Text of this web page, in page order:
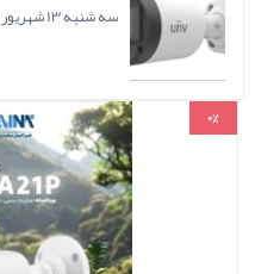
سه شنبه 13 شهریور 1403
0%